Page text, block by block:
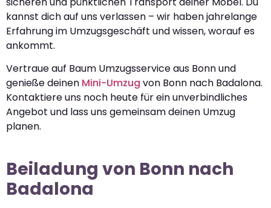
kannst dich auf uns verlassen – wir haben jahrelange
Erfahrung im Umzugsgeschäft und wissen, worauf es
ankommt.
Vertraue auf Baum Umzugsservice aus Bonn und
genieße deinen Mini-Umzug von Bonn nach Badalona.
Kontaktiere uns noch heute für ein unverbindliches
Angebot und lass uns gemeinsam deinen Umzug
planen.
Beiladung von Bonn nach
Badalona